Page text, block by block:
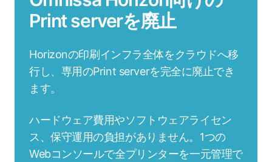
Print serverを廃止
Horizonの印刷インフラ全体をクラウドへ移
行し、専用のPrint serverを完全に廃止でき
ます。
ハードウェア費用やソフトウェアライセン
ス、保守運用の負担がありません。1つの
Webコンソールで全プリンターを一元管理で